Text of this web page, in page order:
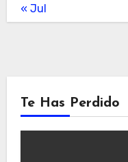
« Jul
Te Has Perdido